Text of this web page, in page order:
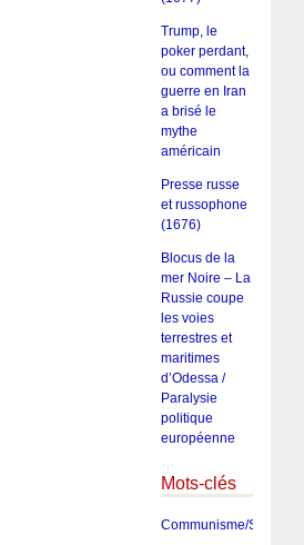
Trump, le
poker perdant,
ou comment la
guerre en Iran
a brisé le
mythe
américain
Presse russe
et russophone
(1676)
Blocus de la
mer Noire – La
Russie coupe
les voies
terrestres et
maritimes
d’Odessa /
Paralysie
politique
européenne
Mots-clés
Communisme/